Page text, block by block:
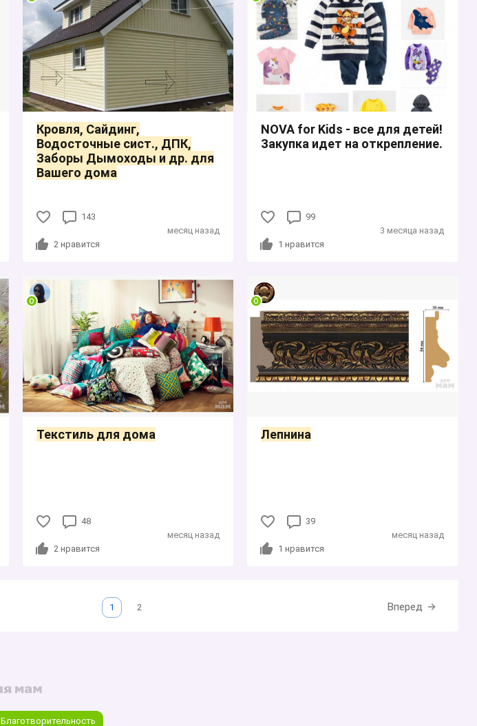
Кровля, Сайдинг,
Водосточные сист., ДПК,
Заборы Дымоходы и др. для
Вашего дома
143
2нравится
месяц назад
NOVA for Kids - все для детей!
Закупка идет на открепление.
99
1 нравится
3 месяца назад
Текстиль для дома
48
2нравится
месяц назад
Лепнина
39
1 нравится
месяц назад
Вперед
1 2
Благотворительность